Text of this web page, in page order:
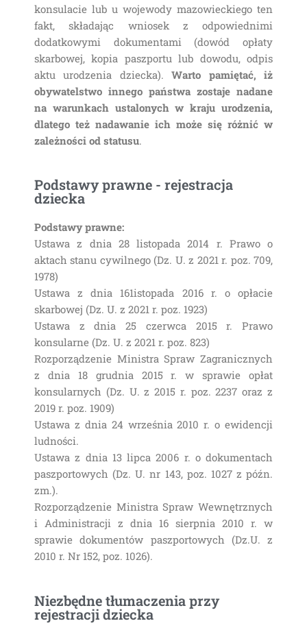
konsulacie lub u wojewody mazowieckiego ten
fakt, składając wniosek z odpowiednimi
dodatkowymi dokumentami (dowód opłaty
skarbowej, kopia paszportu lub dowodu, odpis
aktu urodzenia dziecka).Warto pamiętać, iż
obywatelstwo innego państwa zostaje nadane
na warunkach ustalonych w kraju urodzenia,
dlatego też nadawanie ich może się różnić w
zależności od statusu.
Podstawy prawne - rejestracja
dziecka
Podstawy prawne:
Ustawa z dnia 28 listopada 2014 r. Prawo o
aktach stanu cywilnego (Dz. U. z 2021 r. poz. 709,
1978)
Ustawa z dnia 161istopada 2016 r. o opłacie
skarbowej (Dz. U. z 2021 r. poz. 1923)
Ustawa z dnia 25 czerwca 2015 r. Prawo
konsularne (Dz. U. z 2021 r. poz. 823)
Rozporządzenie Ministra Spraw Zagranicznych
z dnia 18 grudnia 2015 r. w sprawie opłat
konsularnych (Dz. U. z 2015 r. poz. 2237 oraz z
2019 r. poz. 1909)
Ustawa z dnia 24 września 2010 r. o ewidencji
ludności.
Ustawa z dnia 13 lipca 2006 r. o dokumentach
paszportowych (Dz. U. nr 143, poz. 1027 z późn.
zm.).
Rozporządzenie Ministra Spraw Wewnętrznych
i Administracji z dnia 16 sierpnia 2010 r. w
sprawie dokumentów paszportowych (Dz.U. z
2010 r. Nr 152, poz. 1026).
Niezbędne tłumaczenia przy
rejestracji dziecka